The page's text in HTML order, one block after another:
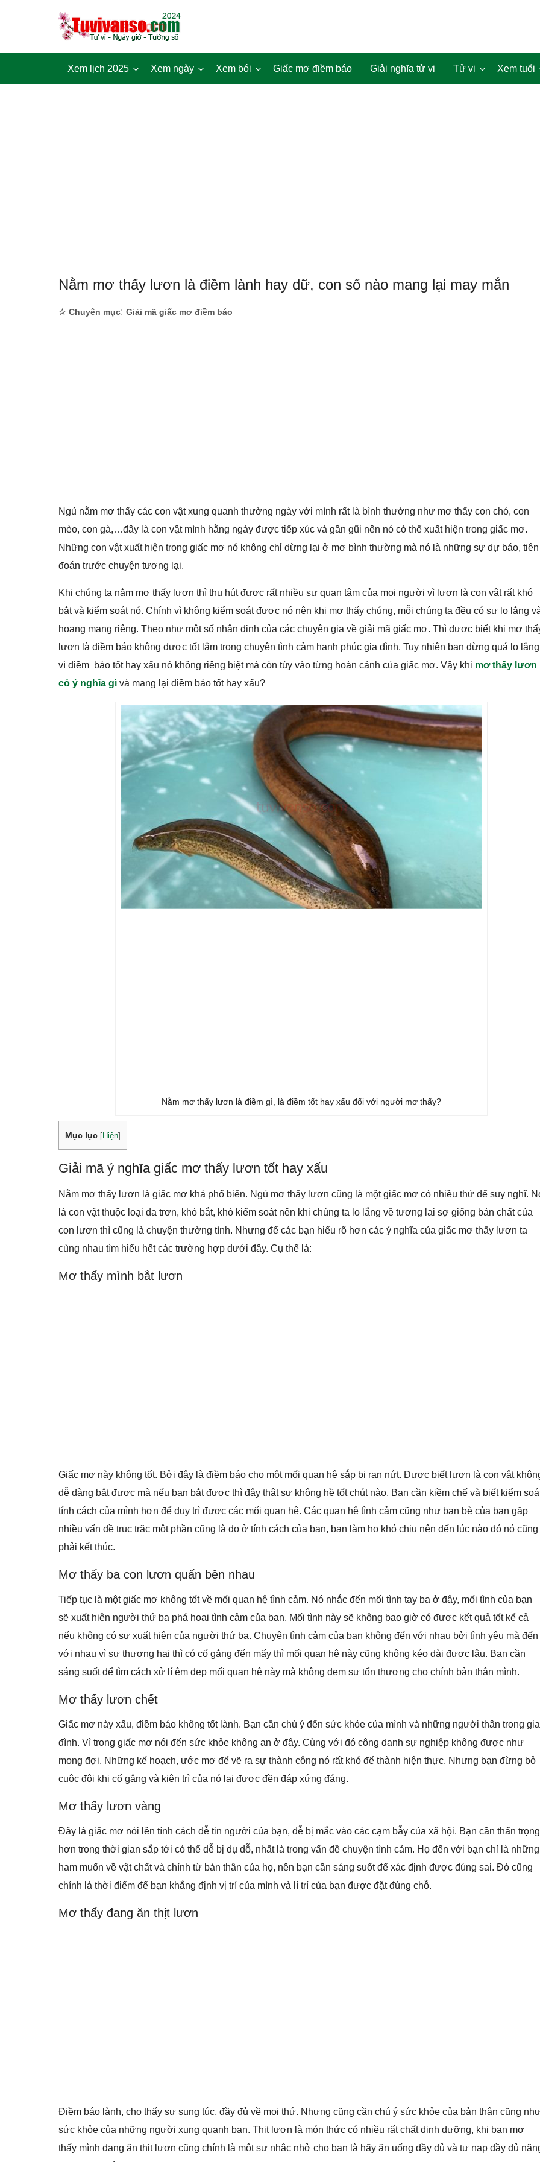
Xem lịch 2025 Xem ngày Xem bói Giấc mơ điềm báo Giải nghĩa tử vi Tử vi Xem tuổi
Nằm mơ thấy lươn là điềm lành hay dữ, con số nào mang lại may mắn
☆ Chuyên mục: Giải mã giấc mơ điềm báo
Ngủ nằm mơ thấy các con vật xung quanh thường ngày với mình rất là bình thường như mơ thấy con chó, con
mèo, con gà,…đây là con vật mình hằng ngày được tiếp xúc và gần gũi nên nó có thể xuất hiện trong giấc mơ.
Những con vật xuất hiện trong giấc mơ nó không chỉ dừng lại ở mơ bình thường mà nó là những sự dự báo, tiên
đoán trước chuyện tương lại.
Khi chúng ta nằm mơ thấy lươn thì thu hút được rất nhiều sự quan tâm của mọi người vì lươn là con vật rất khó
bắt và kiểm soát nó. Chính vì không kiểm soát được nó nên khi mơ thấy chúng, mỗi chúng ta đều có sự lo lắng
hoang mang riêng. Theo như một số nhận định của các chuyên gia về giải mã giấc mơ. Thì được biết khi mơ
lươn là điềm báo không được tốt lắm trong chuyện tình cảm hạnh phúc gia đình. Tuy nhiên bạn đừng quá lo lắng
vì điềm báo tốt hay xấu nó không riêng biệt mà còn tùy vào từng hoàn cảnh của giấc mơ. Vậy khi mơ thấy lươn
có ý nghĩa gì và mang lại điềm báo tốt hay xấu?
Nằm mơ thấy lươn là điềm gì, là điềm tốt hay xấu đối với người mơ thấy?
Mục lục Hiện
Giải mã ý nghĩa giấc mơ thấy lươn tốt hay xấu
Nằm mơ thấy lươn là giấc mơ khá phổ biến. Ngủ mơ thấy lươn cũng là một giấc mơ có nhiều thứ để suy nghĩ.
là con vật thuộc loại da trơn, khó bắt, khó kiểm soát nên khi chúng ta lo lắng về tương lai sợ giống bản chất của
con lươn thì cũng là chuyện thường tình. Nhưng để các bạn hiểu rõ hơn các ý nghĩa của giấc mơ thấy lươn ta
cùng nhau tìm hiểu hết các trường hợp dưới đây. Cụ thể là:
Mơ thấy mình bắt lươn
Giấc mơ này không tốt. Bởi đây là điềm báo cho một mối quan hệ sắp bị rạn nứt. Được biết lươn là con vật
dễ dàng bắt được mà nếu bạn bắt được thì đây thật sự không hề tốt chút nào. Bạn cần kiềm chế và biết kiểm
tính cách của mình hơn để duy trì được các mối quan hệ. Các quan hệ tình cảm cũng như bạn bè của bạn gặp
nhiều vấn đề trục trặc một phần cũng là do ở tính cách của bạn, bạn làm họ khó chịu nên đến lúc nào đó nó cũng
phải kết thúc.
Mơ thấy ba con lươn quấn bên nhau
Tiếp tục là một giấc mơ không tốt về mối quan hệ tình cảm. Nó nhắc đến mối tình tay ba ở đây, mối tình của bạn
sẽ xuất hiện người thứ ba phá hoại tình cảm của bạn. Mối tình này sẽ không bao giờ có được kết quả tốt kể cả
nếu không có sự xuất hiện của người thứ ba. Chuyện tình cảm của bạn không đến với nhau bởi tình yêu mà đến
với nhau vì sự thương hại thì có cố gắng đến mấy thì mối quan hệ này cũng không kéo dài được lâu. Bạn cần
sáng suốt để tìm cách xử lí êm đẹp mối quan hệ này mà không đem sự tổn thương cho chính bản thân mình.
Mơ thấy lươn chết
Giấc mơ này xấu, điềm báo không tốt lành. Bạn cần chú ý đến sức khỏe của mình và những người thân trong gia
đình. Vì trong giấc mơ nói đến sức khỏe không an ở đây. Cùng với đó công danh sự nghiệp không được như
mong đợi. Những kế hoạch, ước mơ để vẽ ra sự thành công nó rất khó để thành hiện thực. Nhưng bạn đừng bỏ
cuộc đôi khi cố gắng và kiên trì của nó lại được đền đáp xứng đáng.
Mơ thấy lươn vàng
Đây là giấc mơ nói lên tính cách dễ tin người của bạn, dễ bị mắc vào các cạm bẫy của xã hội. Bạn cần thẩn trọng
hơn trong thời gian sắp tới có thể dễ bị dụ dỗ, nhất là trong vấn đề chuyện tình cảm. Họ đến với bạn chỉ là những
ham muốn về vật chất và chính từ bản thân của họ, nên bạn cần sáng suốt để xác định được đúng sai. Đó cũng
chính là thời điểm để bạn khẳng định vị trí của mình và lí trí của bạn được đặt đúng chỗ.
Mơ thấy đang ăn thịt lươn
Điềm báo lành, cho thấy sự sung túc, đầy đủ về mọi thứ. Nhưng cũng cần chú ý sức khỏe của bản thân cũng
sức khỏe của những người xung quanh bạn. Thịt lươn là món thức có nhiều rất chất dinh dưỡng, khi bạn mơ
thấy mình đang ăn thịt lươn cũng chính là một sự nhắc nhở cho bạn là hãy ăn uống đầy đủ và tự nạp đầy đủ